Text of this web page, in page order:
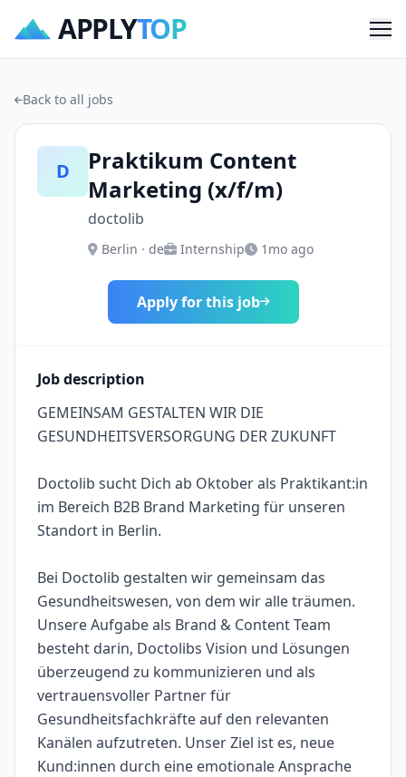
APPLYTOP
Back to all jobs
D
Praktikum Content
Marketing (x/f/m)
doctolib
Berlin · de Internship 1mo ago
Apply for this job
Job description
GEMEINSAM GESTALTEN WIR DIE
GESUNDHEITSVERSORGUNG DER ZUKUNFT
Doctolib sucht Dich ab Oktober als Praktikant:in
im Bereich B2B Brand Marketing für unseren
Standort in Berlin.
Bei Doctolib gestalten wir gemeinsam das
Gesundheitswesen, von dem wir alle träumen.
Unsere Aufgabe als Brand & Content Team
besteht darin, Doctolibs Vision und Lösungen
überzeugend zu kommunizieren und als
vertrauensvoller Partner für
Gesundheitsfachkräfte auf den relevanten
Kanälen aufzutreten. Unser Ziel ist es, neue
Kund:innen durch eine emotionale Ansprache